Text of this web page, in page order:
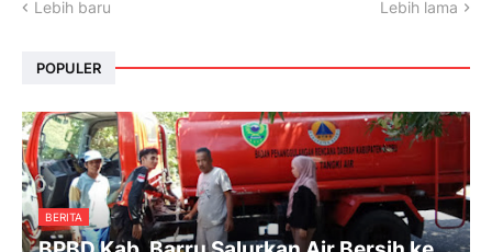
Lebih baru Lebih lama
POPULER
BERITA